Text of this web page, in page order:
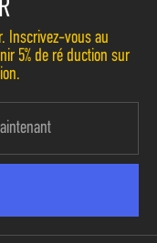
Inscrivez-vous au
5% de réduction sur